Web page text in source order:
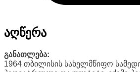
აღწერა
განათლება:
1964 თბილისის სახელმწიფო